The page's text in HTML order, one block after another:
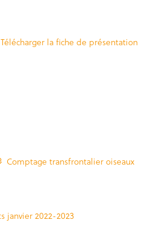
Télécharger la fiche de présentation
Comptage transfrontalier oiseaux
janvier 2022-2023